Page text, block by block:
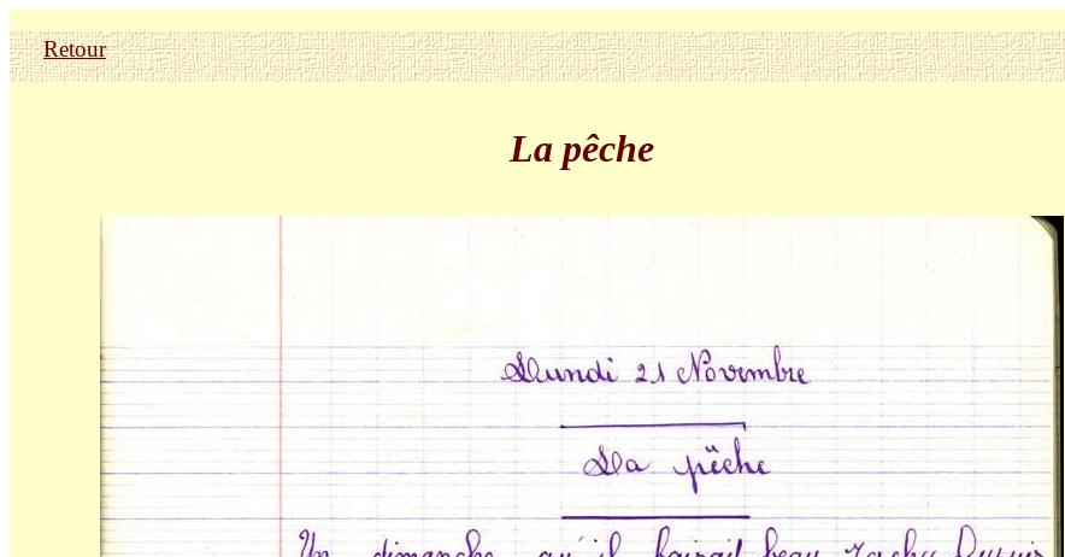
Retour
La pêche